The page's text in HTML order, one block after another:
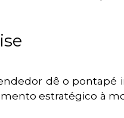
dê o pontapé
estratégico à